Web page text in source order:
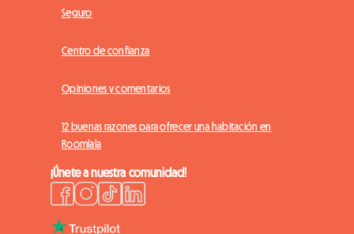
Seguro
Centro de confianza
Opiniones y comentarios
12 buenas razones para ofrecer una habitación en
Roomlala
¡Únete a nuestra comunidad!